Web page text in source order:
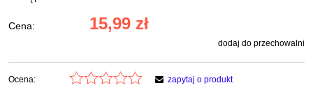
Cena: 15,99 zł
dodaj do przechowalni
Ocena:
zapytaj o produkt